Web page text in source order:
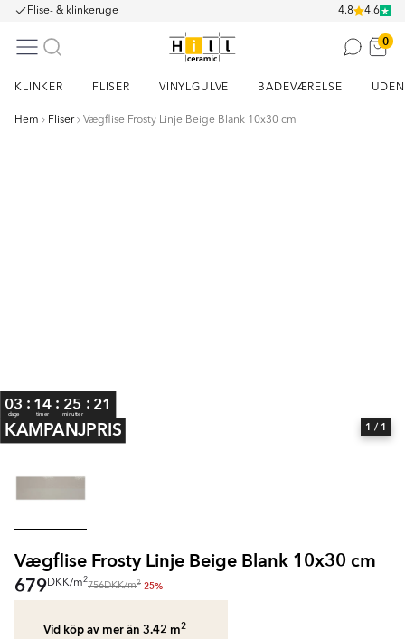
Flise- & klinkeruge 4.8 4.6
0
KLINKER FLISER VINYLGULVE BADEVÆRELSE
Hem Fliser Vægflise Frosty Linje Beige Blank 10x30 cm
03
dage
: 14
timer
: 25
minutter
: 20
KAMPANJPRIS 1 / 1
Vægflise Frosty Linje Beige Blank 10x30 cm
679DKK/m2
756DKK/m2-25%
Vid köp av mer än 3.42 m2